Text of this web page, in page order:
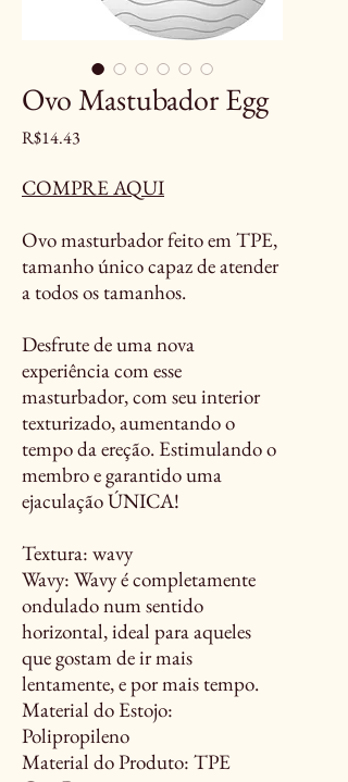
Ovo Mastubador Egg
R$14.43
COMPRE AQUI
Ovo masturbador feito em TPE,
tamanho único capaz de atender
a todos os tamanhos.
Desfrute de uma nova
experiência com esse
masturbador, com seu interior
texturizado, aumentando o
tempo da ereção. Estimulando o
membro e garantido uma
ejaculação ÚNICA!
Textura: wavy
Wavy: Wavy é completamente
ondulado num sentido
horizontal, ideal para aqueles
que gostam de ir mais
lentamente, e por mais tempo.
Material do Estojo:
Polipropileno
Material do Produto: TPE